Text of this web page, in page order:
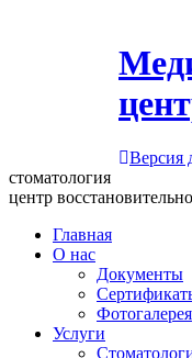
Версия
стоматология
центр
Главная
О нас
Документы
Фотогалерея
Услуги